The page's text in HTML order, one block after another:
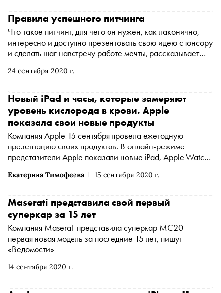
24 сентября 2020 г.
Правила успешного питчинга
Что такое питчинг, для чего он нужен, как лаконично,
интересно и доступно презентовать свою идею спонсору
и сделать шаг навстречу работе мечты, рассказывает
платформы Premier Анна Гудкова в своей книге
«Сноб» публикует одну из глав
Екатерина Тимофеева 15 сентября 2020 г.
Новый iPad и часы, которые замеряют
уровень кислорода в крови. Apple
показала свои новые продукты
Компания Apple 15 сентября провела ежегодную
презентацию своих продуктов. В онлайн-режиме
представители Apple показали новые iPad, Apple Watch,
единую подписку на все сервисы компании
14 сентября 2020 г.
Maserati представила свой первый
суперкар за 15 лет
Компания Maserati представила суперкар MC20 —
первая новая модель за последние 15 лет, пишут
«Ведомости»